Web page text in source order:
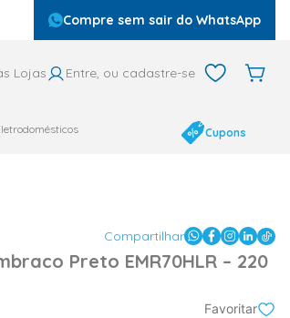
Compre sem sair do WhatsApp
Lojas Entre, ou cadastre-se
Cupons
Compartilhar
Preto EMR70HLR – 220
Favoritar